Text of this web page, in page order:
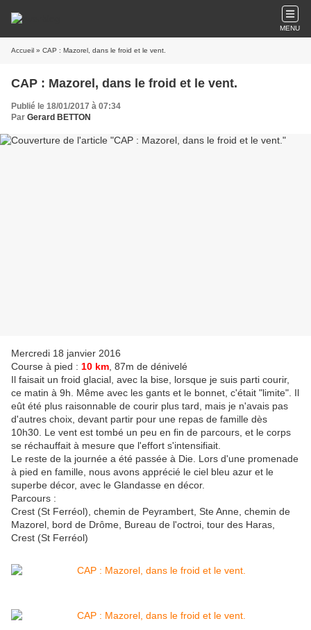
MENU
Accueil » CAP : Mazorel, dans le froid et le vent.
CAP : Mazorel, dans le froid et le vent.
Publié le 18/01/2017 à 07:34
Par Gerard BETTON
Mercredi 18 janvier 2016
Course à pied : 10 km , 87m de dénivelé
Il faisait un froid glacial, avec la bise, lorsque je suis parti courir,
ce matin à 9h. Même avec les gants et le bonnet, c'était "limite". Il
eût été plus raisonnable de courir plus tard, mais je n'avais pas
d'autres choix, devant partir pour une repas de famille dès
10h30. Le vent est tombé un peu en fin de parcours, et le corps
se réchauffait à mesure que l'effort s'intensifiait.
Le reste de la journée a été passée à Die. Lors d'une promenade
à pied en famille, nous avons apprécié le ciel bleu azur et le
superbe décor, avec le Glandasse en décor.
Parcours :
Crest (St Ferréol), chemin de Peyrambert, Ste Anne, chemin de
Mazorel, bord de Drôme, Bureau de l'octroi, tour des Haras,
Crest (St Ferréol)